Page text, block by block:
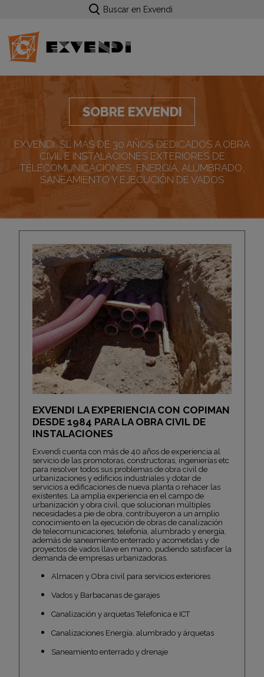
Buscar en Exvendi
SOBRE EXVENDI
EXVENDI, SL MÁS DE 30 AÑOS DEDICADOS A OBRA
CIVIL E INSTALACIONES EXTERIORES DE
TELECOMUNICACIONES, ENERGÍA, ALUMBRADO,
SANEAMIENTO Y EJECUCIÓN DE VADOS
EXVENDI LA EXPERIENCIA CON COPIMAN
DESDE 1984 PARA LA OBRA CIVIL DE
INSTALACIONES
Exvendi cuenta con más de 40 años de experiencia al
servicio de las promotoras, constructoras, ingenierías etc
para resolver todos sus problemas de obra civil de
urbanizaciones y edificios industriales y dotar de
servicios a edificaciones de nueva planta o rehacer las
existentes. La amplia experiencia en el campo de
urbanización y obra civil, que solucionan múltiples
necesidades a pie de obra, contribuyeron a un amplio
conocimiento en la ejecución de obras de canalización
de telecomunicaciones, telefonía, alumbrado y energía,
además de saneamiento enterrado y acometidas y de
proyectos de vados llave en mano, pudiendo satisfacer la
demanda de empresas urbanizadoras.
Almacen y Obra civil para servicios exteriores
Vados y Barbacanas de garajes
Canalización y arquetas Telefonica e ICT
Canalizaciones Energía, alumbrado y árquetas
Saneamiento enterrado y drenaje